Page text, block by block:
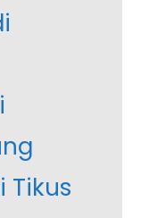
Tikus